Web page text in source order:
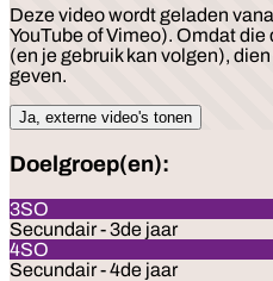
Deze video wordt geladen
YouTube of Vimeo). Omdat
(en je gebruik kan volgen),
geven.
Ja, externe video's tonen
Doelgroep(en):
3SO
Secundair - 3de jaar
4SO
Secundair - 4de jaar